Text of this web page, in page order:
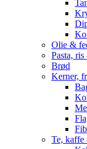
Olie &
Pasta,
Brød
Kerner,
Te, kaffe